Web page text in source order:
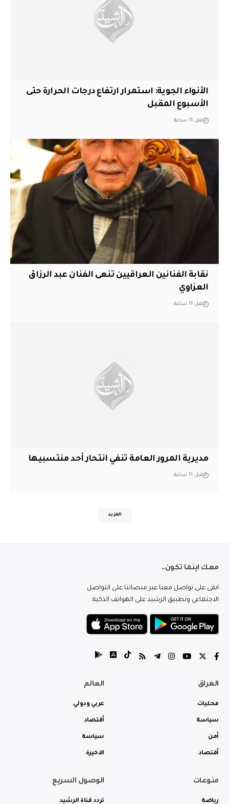
الأنواء الجوية: استمرار ارتفاع درجات الحرارة حتى
الأسبوع المقبل
قبل 11 ساعة
نقابة الفنانين العراقيين تنعى الفنان عبد الرزاق
العزاوي
قبل 11 ساعة
مديرية المرور العامة تنفي انتحار أحد منتسبيها
قبل 11 ساعة
المزيد
معك اينما تكون..
ابقى على تواصل معنا عبر منصاتنا على التواصل
الاجتماعي وتطبيق الرشيد على الهواتف الذكية.
العراق
محليات
سياسة
أمن
أقتصاد
العالم
عربي ودولي
أقتصاد
سياسة
الاخيرة
منوعات
رياضة
الوصول السريع
تردد قناة الرشيد